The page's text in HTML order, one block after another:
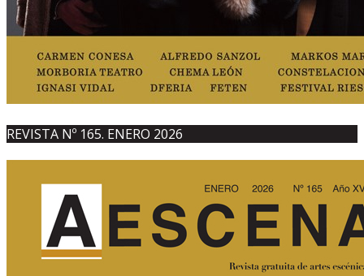
REVISTA Nº 165. ENERO 2026